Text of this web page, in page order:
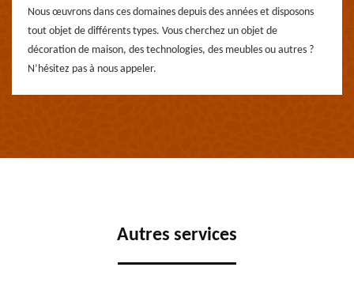
Nous œuvrons dans ces domaines depuis des années et disposons
tout objet de différents types. Vous cherchez un objet de
décoration de maison, des technologies, des meubles ou autres ?
N’hésitez pas à nous appeler.
Autres services